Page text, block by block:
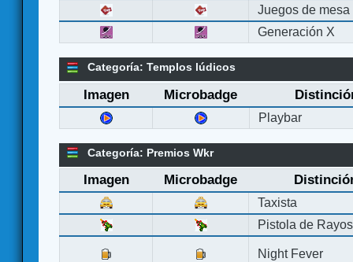
Juegos de mesa
Generación X
Categoría: Templos lúdicos
Imagen Microbadge
Playbar
Categoría: Premios Wkr
Imagen Microbadge
Taxista
Pistola de Rayos
Night Fever